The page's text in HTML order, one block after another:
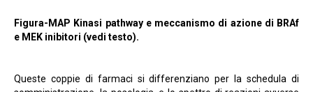
Figura-MAP Kinasi pathway e meccanismo di azione di BRAf
e MEK inibitori (vedi testo).
Queste coppie di farmaci si differenziano per la schedula di